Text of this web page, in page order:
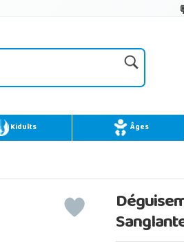
Kidults Âges